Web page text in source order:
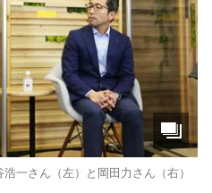
一さん（左）と岡田力さん（右）